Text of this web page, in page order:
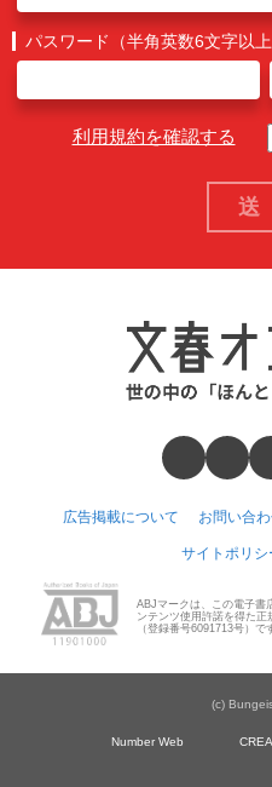
パスワード（半角英数6文字以上
利用規約を確認する
広告掲載について お問い合
サイトポリシ
ABJマークは、この電子書
ンテンツ使用許諾を得た
（登録番号6091713号）で
(c)
Number Web